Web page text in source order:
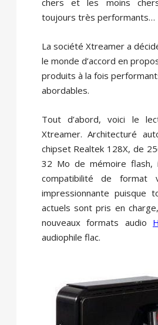
chers et les moins
toujours très performants…
La société Xtreamer a
le monde d’accord en
produits à la fois
abordables.
Tout d’abord, voici le
Xtreamer. Architecturé
chipset Realtek 128X, de
32 Mo de mémoire flash,
compatibilité de format
impressionnante puisque
actuels sont pris en
nouveaux formats audio
audiophile flac.